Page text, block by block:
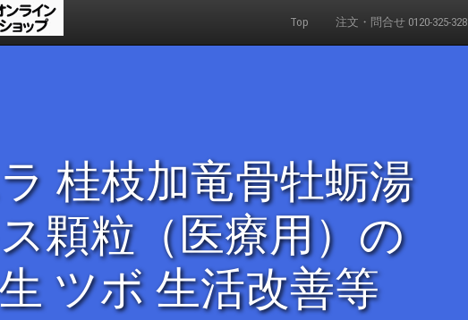
Top 注文・問合せ 0120-325-328
桂枝加竜骨牡蛎湯
顆粒（医療用）の
ツボ 生活改善等